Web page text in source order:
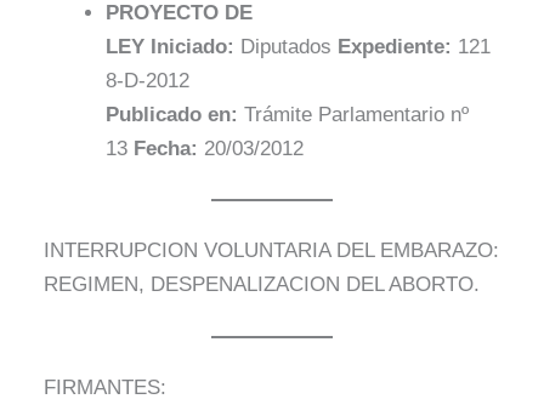
PROYECTO DE
LEY Iniciado: Diputados Expediente: 121
8-D-2012
Publicado en:Trámite Parlamentario nº
13 Fecha: 20/03/2012
INTERRUPCION VOLUNTARIA DEL EMBARAZO:
REGIMEN, DESPENALIZACION DEL ABORTO.
FIRMANTES: